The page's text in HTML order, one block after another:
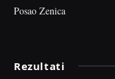
Posao Zenica
Rezultati